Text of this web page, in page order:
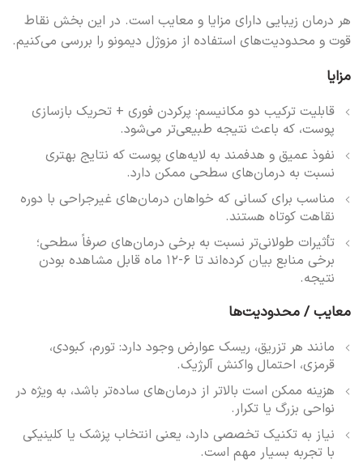
هر درمان زیبایی دارای مزایا و معایب است. در این بخش نقاط
قوت و محدودیت‌های استفاده از مزوژل دیمونو را بررسی می‌کنیم.
مزایا
قابلیت ترکیب دو مکانیسم: پرکردن فوری + تحریک بازسازی
پوست، که باعث نتیجه طبیعی‌تر می‌شود.
نفوذ عمیق و هدفمند به لایه‌های پوست که نتایج بهتری
نسبت به درمان‌های سطحی ممکن دارد.
مناسب برای کسانی که خواهان درمان‌های غیرجراحی با دوره
نقاهت کوتاه هستند.
تأثیرات طولانی‌تر نسبت به برخی درمان‌های صرفاً سطحی؛
برخی منابع بیان کرده‌اند تا ۶-۱۲ ماه قابل مشاهده بودن
نتیجه.
معایب / محدودیت‌ها
مانند هر تزریق، ریسک عوارض وجود دارد: تورم، کبودی،
قرمزی، احتمال واکنش آلرژیک.
هزینه ممکن است بالاتر از درمان‌های ساده‌تر باشد، به ویژه در
نواحی بزرگ یا تکرار.
نیاز به تکنیک تخصصی دارد، یعنی انتخاب پزشک یا کلینیکی
با تجربه بسیار مهم است.